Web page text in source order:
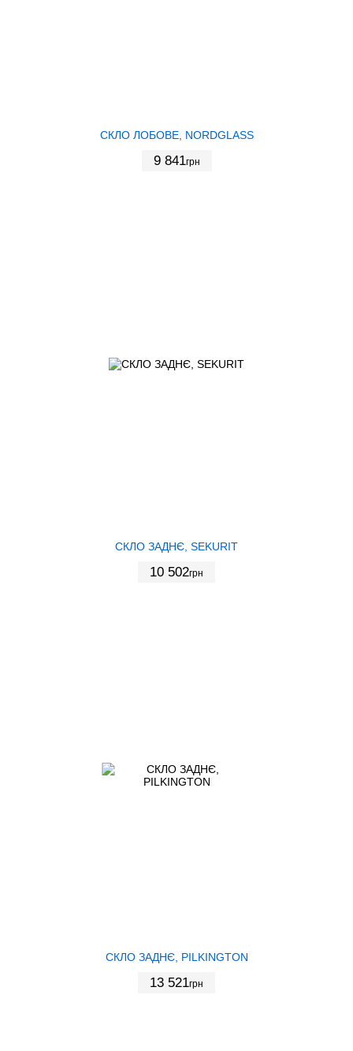
СКЛО ЛОБОВЕ, NORDGLASS
9 841грн
СКЛО ЗАДНЄ, SEKURIT
10 502грн
СКЛО ЗАДНЄ, PILKINGTON
13 521грн